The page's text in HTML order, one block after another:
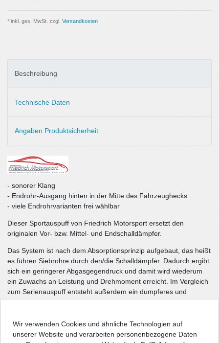
* inkl. ges. MwSt. zzgl. Versandkosten
Beschreibung
Technische Daten
Angaben Produktsicherheit
- sonorer Klang
- Endrohr-Ausgang hinten in der Mitte des Fahrzeughecks
- viele Endrohrvarianten frei wählbar
Dieser Sportauspuff von Friedrich Motorsport ersetzt den
originalen Vor- bzw. Mittel- und Endschalldämpfer.
Das System ist nach dem Absorptionsprinzip aufgebaut, das heißt
es führen Siebrohre durch den/die Schalldämpfer. Dadurch ergibt
sich ein geringerer Abgasgegendruck und damit wird wiederum
ein Zuwachs an Leistung und Drehmoment erreicht. Im Vergleich
zum Serienauspuff entsteht außerdem ein dumpferes und
vielen unterschiedlichen Endrohrvarianten frei gewählt werden.
Wir verwenden Cookies und ähnliche Technologien auf
unserer Website und verarbeiten personenbezogene Daten